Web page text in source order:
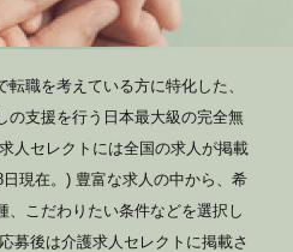
職を考えている方に特化した、
の支援を行う日本最大級の完全無
人セレクトには全国の求人が掲載
現在。) 豊富な求人の中から、希
、こだわりたい条件などを選択し
募後は介護求人セレクトに掲載さ